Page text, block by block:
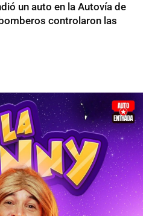
un auto en la Autovía de
controlaron las